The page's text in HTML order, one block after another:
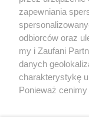
O FIRMIE
REKLAMA
Aktualności
Tcz24
zapewniania
odbiorców oraz
my i Zaufani
danych
charakterystykę
Ponieważ